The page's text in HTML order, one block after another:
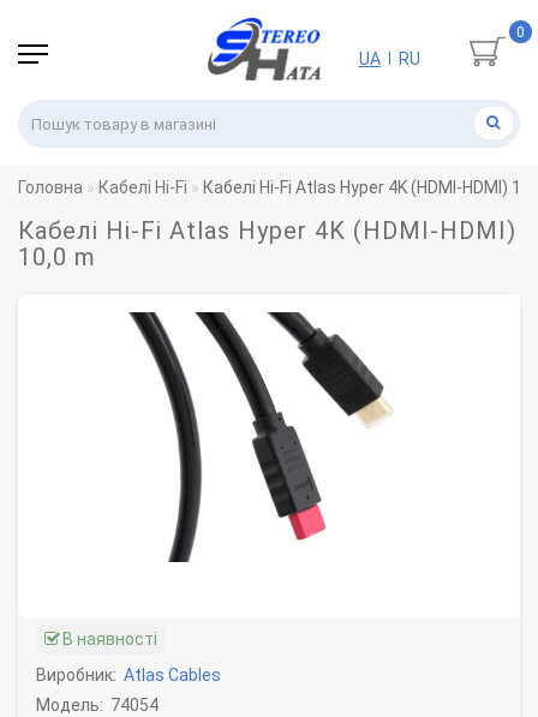
0
UA RU
Головна Кабелі Hi-Fi Кабелі Hi-Fi Atlas Hyper 4K (HDMI-HDMI)
Кабелі Hi-Fi Atlas Hyper 4K (HDMI-HDMI)
10,0 m
В наявності
Виробник: Atlas Cables
Модель: 74054